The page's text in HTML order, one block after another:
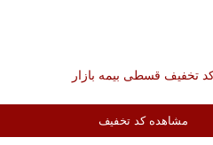
تخفیف قسطی بیمه بازار
مشاهده کد تخفیف